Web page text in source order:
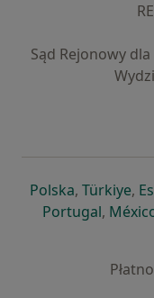
Sąd Rejonowy
Polskaotwiera się
, Türkiye,
Portugal,